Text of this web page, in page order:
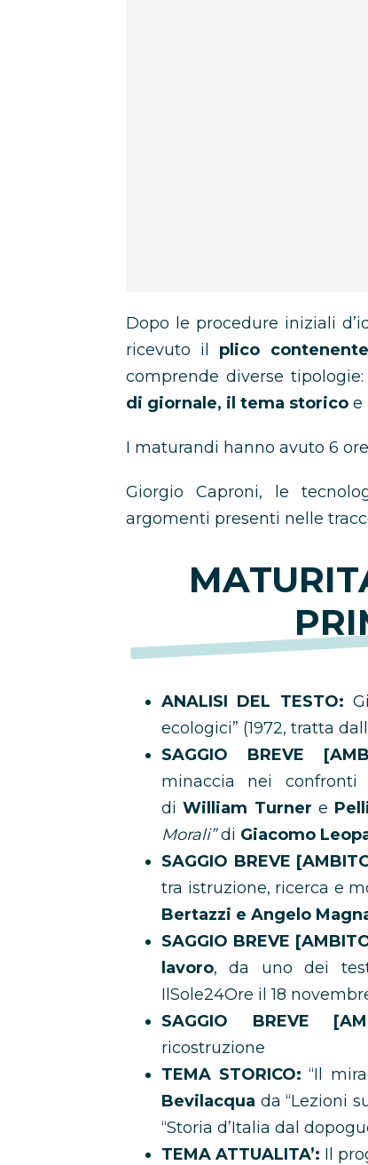
Dopo le procedure iniziali
ricevuto il plico
comprende diverse tipologie:
di giornale, il tema storico e
I maturandi hanno avuto 6
Giorgio Caproni, le
argomenti presenti nelle
ANALISI DEL TESTO:
ecologici” (1972, tratta
SAGGIO BREVE
minaccia nei
diWilliam Turner e
Morali”di Giacomo
SAGGIO BREVE
tra istruzione, ricerca e
Bertazzi e Angelo
SAGGIO BREVE
lavoro, da uno dei
IlSole24Ore il 18
SAGGIO BREVE
ricostruzione
TEMA STORICO: “Il
Bevilacqua da “Lezioni
“Storia d’Italia dal
TEMA ATTUALITA’: Il